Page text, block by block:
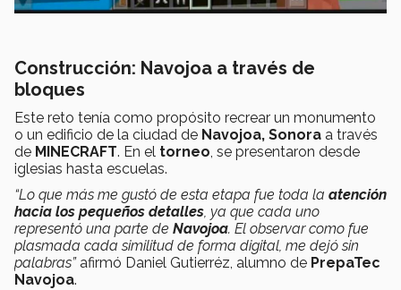
Construcción: Navojoa a través de
bloques
Este reto tenía como propósito recrear un monumento
o un edificio de la ciudad de Navojoa, Sonora a través
de MINECRAFT. En el torneo, se presentaron desde
iglesias hasta escuelas.
“Lo que más me gustó de esta etapa fue toda la atención
hacia los pequeños detalles, ya que cada uno
representó una parte de Navojoa. El observar como fue
plasmada cada similitud de forma digital, me dejó sin
palabras” afirmó Daniel Gutierréz, alumno de PrepaTec
Navojoa.